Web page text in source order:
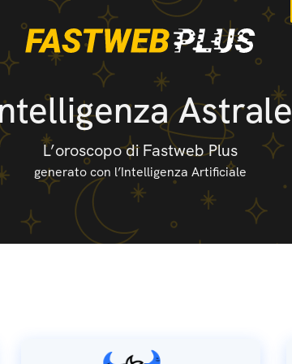
Astrale
L’oroscopo di Fastweb Plus
generato con l’Intelligenza Artificiale